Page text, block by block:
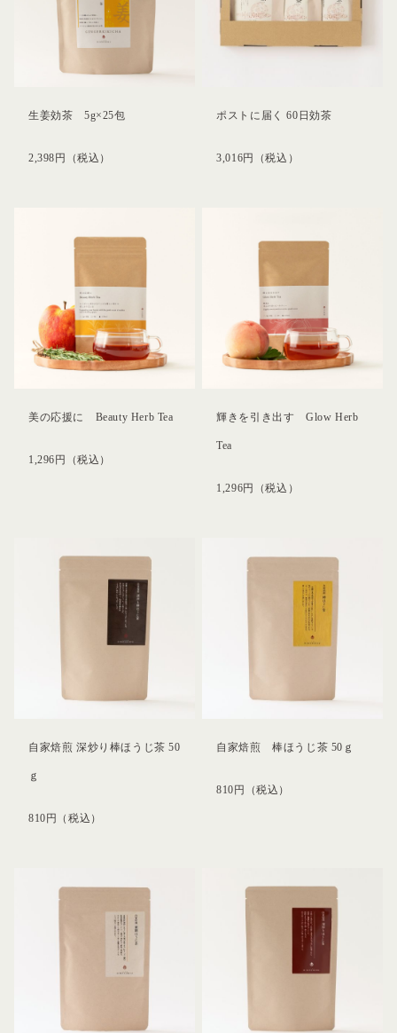
生姜効茶 5g×25包
2,398 円 （税込）
ポストに届く 60日効茶
3,016円 （税込）
美の応援に Beauty Herb Tea
1,296円 （税込）
輝きを引き出す Glow Herb
Tea
1,296円 （税込）
自家焙煎 深炒り棒ほうじ茶 50
ｇ
810円 （税込）
自家焙煎 棒ほうじ茶 50ｇ
810円 （税込）